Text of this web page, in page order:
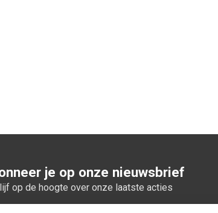
je op onze nieuwsbrief
op de hoogte over onze laatste acties